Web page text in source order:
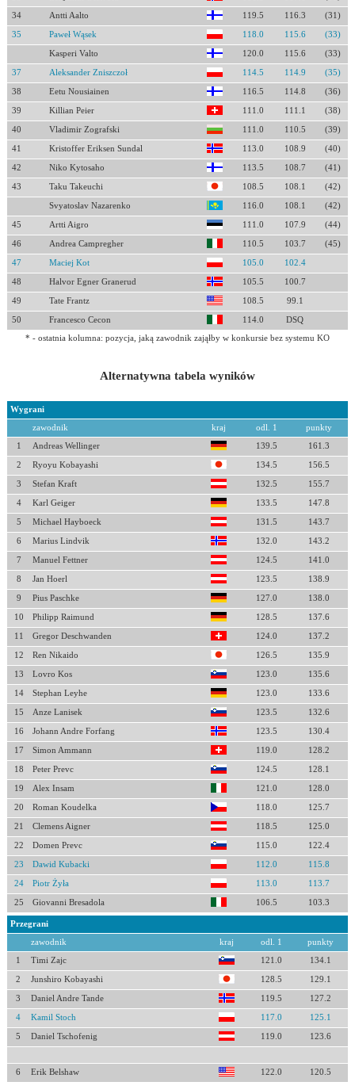
34 Antti Aalto 119.5 116.3 (31)
35 Paweł Wąsek 118.0 115.6 (33)
Kasperi Valto 120.0 115.6 (33)
37 Aleksander Zniszczoł 114.5 114.9 (35)
38 Eetu Nousiainen 116.5 114.8 (36)
39 Killian Peier 111.0 111.1 (38)
40 Vladimir Zografski 111.0 110.5 (39)
41 Kristoffer Eriksen Sundal 113.0 108.9 (40)
42 Niko Kytosaho 113.5 108.7 (41)
43 Taku Takeuchi 108.5 108.1 (42)
Svyatoslav Nazarenko 116.0 108.1 (42)
45 Artti Aigro 111.0 107.9 (44)
46 Andrea Campregher 110.5 103.7 (45)
47 Maciej Kot 105.0 102.4
48 Halvor Egner Granerud 105.5 100.7
49 Tate Frantz 108.5 99.1
50 Francesco Cecon 114.0 DSQ
* - ostatnia kolumna: pozycja, jaką zawodnik zająłby w konkursie bez systemu KO
Alternatywna tabela wyników
Wygrani
zawodnik kraj odl. 1 punkty
1 Andreas Wellinger 139.5 161.3
2 Ryoyu Kobayashi 134.5 156.5
3 Stefan Kraft 132.5 155.7
4 Karl Geiger 133.5 147.8
5 Michael Hayboeck 131.5 143.7
6 Marius Lindvik 132.0 143.2
7 Manuel Fettner 124.5 141.0
8 Jan Hoerl 123.5 138.9
9 Pius Paschke 127.0 138.0
10 Philipp Raimund 128.5 137.6
11 Gregor Deschwanden 124.0 137.2
12 Ren Nikaido 126.5 135.9
13 Lovro Kos 123.0 135.6
14 Stephan Leyhe 123.0 133.6
15 Anze Lanisek 123.5 132.6
16 Johann Andre Forfang 123.5 130.4
17 Simon Ammann 119.0 128.2
18 Peter Prevc 124.5 128.1
19 Alex Insam 121.0 128.0
20 Roman Koudelka 118.0 125.7
21 Clemens Aigner 118.5 125.0
22 Domen Prevc 115.0 122.4
23 Dawid Kubacki 112.0 115.8
24 Piotr Żyła 113.0 113.7
25 Giovanni Bresadola 106.5 103.3
Przegrani
zawodnik kraj odl. 1 punkty
1 Timi Zajc 121.0 134.1
2 Junshiro Kobayashi 128.5 129.1
3 Daniel Andre Tande 119.5 127.2
4 Kamil Stoch 117.0 125.1
5 Daniel Tschofenig 119.0 123.6
6 Erik Belshaw 122.0 120.5